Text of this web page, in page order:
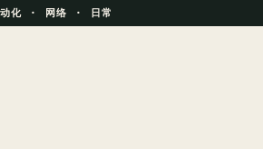
化 · 网络 · 日常